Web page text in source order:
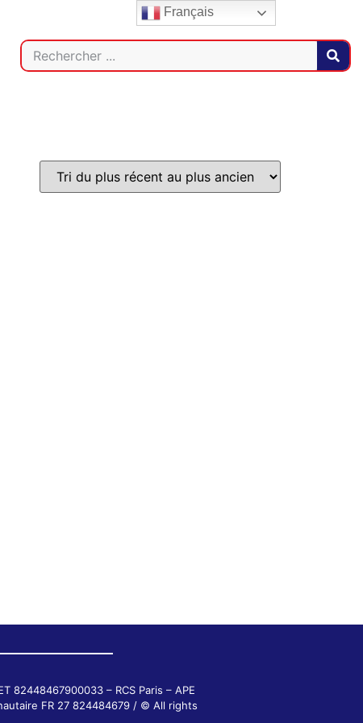
82448467900033 – RCS Paris – APE
FR 27 824484679 / © All rights
Français